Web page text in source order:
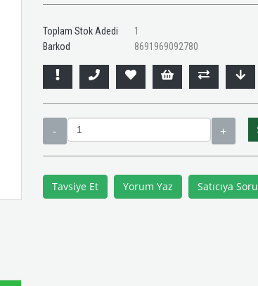
Toplam Stok Adedi
1
Barkod
8691969092780
Tavsiye Et Yorum Yaz Satıcıya